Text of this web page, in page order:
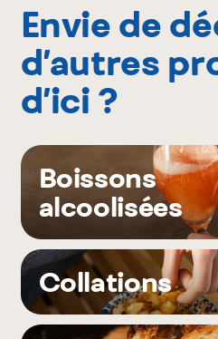
Envie de
d’autres
d’ici ?
Boissons
alcoolisées
Collations